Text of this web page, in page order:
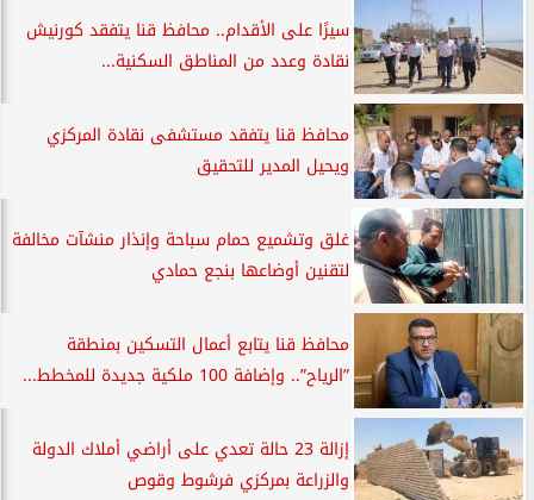
سيرًا على الأقدام.. محافظ قنا يتفقد كورنيش
نقادة وعدد من المناطق السكنية...
محافظ قنا يتفقد مستشفى نقادة المركزي
ويحيل المدير للتحقيق
غلق وتشميع حمام سباحة وإنذار منشآت مخالفة
لتقنين أوضاعها بنجع حمادي
محافظ قنا يتابع أعمال التسكين بمنطقة
”الرياح”.. وإضافة 100 ملكية جديدة للمخطط...
إزالة 23 حالة تعدي على أراضي أملاك الدولة
والزراعة بمركزي فرشوط وقوص